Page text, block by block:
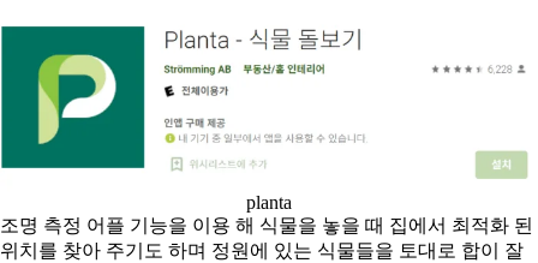
planta
조명 측정 어플 기능을 이용 해 식물을 놓을 때 집에서 최적화 된
위치를 찾아 주기도 하며 정원에 있는 식물들을 토대로 합이 잘